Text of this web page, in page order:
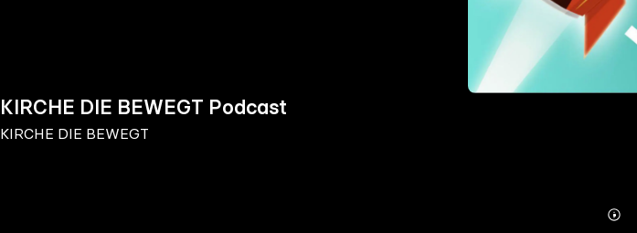
KIRCHE DIE BEWEGT Podcast
KIRCHE DIE BEWEGT